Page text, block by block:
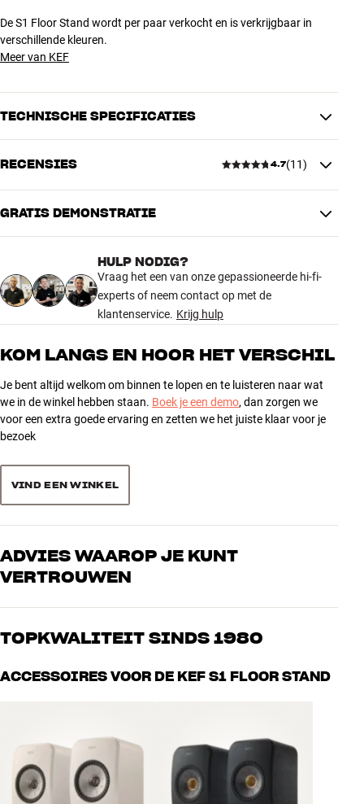
De S1 Floor Stand wordt per paar verkocht en is verkrijgbaar in
verschillende kleuren.
Meer van KEF
TECHNISCHE SPECIFICATIES
AFMETINGEN EN DESIGN
Kleur
Grijs
Gewicht (kg)
Afmetingen (verpakking)
hoogte x diepte)
Afmetingen (product)
20,8 x 68,3 x 25,1 cm (breedte x
hoogte x diepte)
Schroefgaten in de bovenplaat voor bevestiging van luidsprekers
Zuil met ruimte voor kabels
De zuil kan met zand worden gevuld voor nog meer demping
Materiaal: aluminium
RECENSIES 4.7(11)
4.7
11 recensies
5 9
4 1
2
1 0
GRATIS DEMONSTRATIE
HULP NODIG?
Vraag het een van onze gepassioneerde hi-fi-
experts of neem contact op met de
klantenservice. Krijg hulp
KOM LANGS EN HOOR HET VERSCHIL
Je bent altijd welkom om binnen te lopen en te luisteren naar wat
we in de winkel hebben staan. Boek je een demo, dan zorgen we
voor een extra goede ervaring en zetten we het juiste klaar voor je
bezoek
VIND EEN WINKEL
ADVIES WAAROP JE KUNT
VERTROUWEN
Onze medewerkers zijn echte liefhebbers die de producten door en
muziek als home cinema. Vertel ons wat je zoekt, dan vinden we
TOPKWALITEIT SINDS 1980
zijn zorgvuldig geselecteerd en gebouwd om jarenlang mee te gaan.
ACCESSOIRES VOOR DE KEF S1 FLOOR STAND